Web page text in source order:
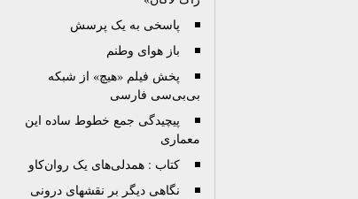
پاسخی به یک پرسش
باز هوای وطنم
پخش فیلم «هیچ» از شبکه
بی‌بی‌سی فارسی
پیچیدگی جمع خطوط ساده این
معماری
کتاب : همدلی‌های یک روان‌کاو
نگاهی دیگر بر نقشهای درونی